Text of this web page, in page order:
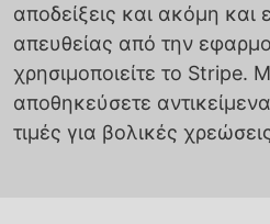
αποδείξεις και ακόμη και
απευθείας από την
χρησιμοποιείτε το Stripe.
αποθηκεύσετε
τιμές για βολικές